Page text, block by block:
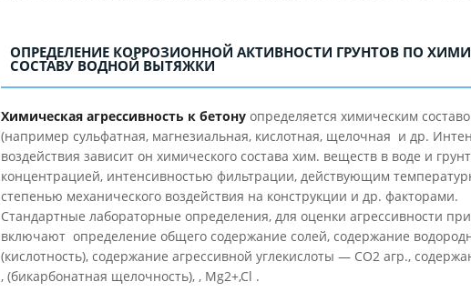
ОПРЕДЕЛЕНИЕ КОРРОЗИОННОЙ АКТИВНОСТИ ГРУНТОВ ПО
СОСТАВУ ВОДНОЙ ВЫТЯЖКИ
Химическая агрессивность к бетонуопределяется химическим
(например сульфатная, магнезиальная, кислотная, щелочная и др.
воздействия зависит он химического состава хим. веществ в воде и
концентрацией, интенсивностью фильтрации, действующим
степенью механического воздействия на конструкции и др. факторами.
Стандартные лабораторные определения, для оценки агрессивности
включают определение общего содержание солей, содержание
(кислотность), содержание агрессивной углекислоты — СО2 агр.,
, (бикарбонатная щелочность), , Mg2+,Cl .